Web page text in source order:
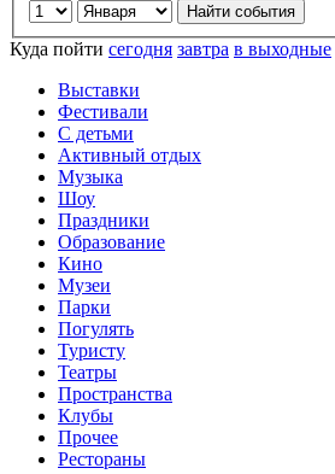
Куда пойти сегодня завтра в выходные
Выставки
Фестивали
С детьми
Активный отдых
Музыка
Шоу
Праздники
Образование
Кино
Музеи
Парки
Погулять
Туристу
Театры
Пространства
Клубы
Прочее
Рестораны